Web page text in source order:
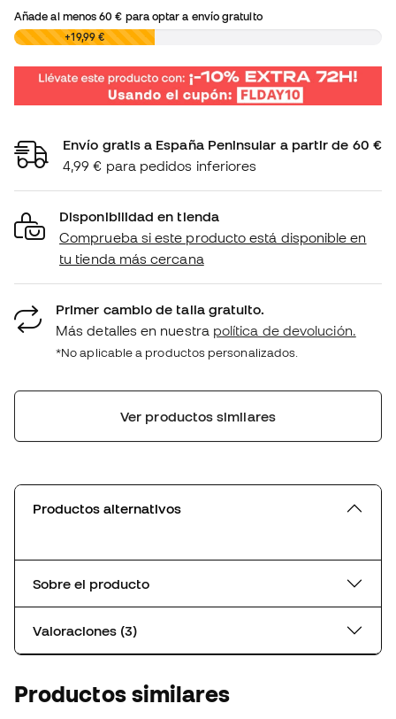
Añade al menos60 € para optar a envío gratuito
0,00 € +19,99 €
Envío gratis a España Peninsular a partir de 60 €
4,99 € para pedidos inferiores
Disponibilidad en tienda
Comprueba si este producto está disponible en
tu tienda más cercana
Primer cambio de talla gratuito.
Más detalles en nuestra política de devolución.
*No aplicable a productos personalizados.
Ver productos similares
Productos alternativos
Sobre el producto
Valoraciones (3)
Productos similares